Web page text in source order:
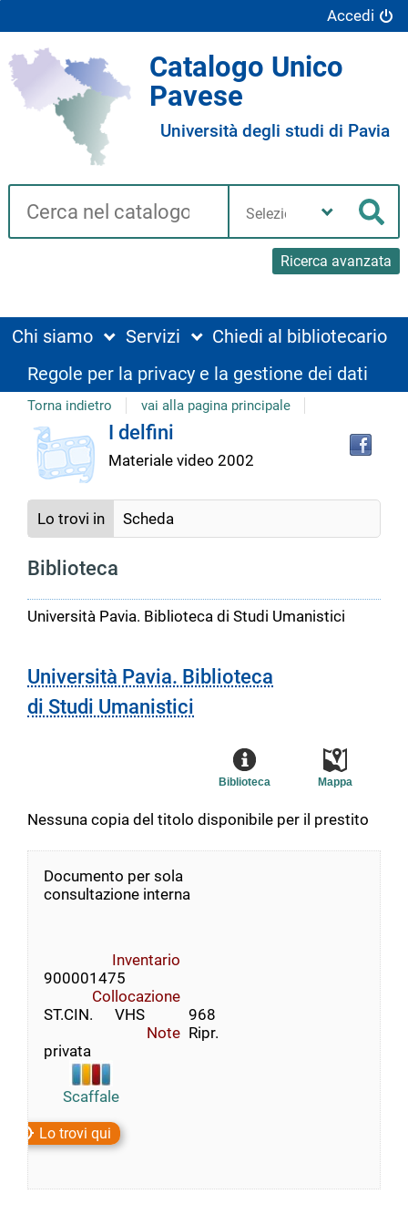
Accedi
Catalogo Unico
Pavese
Università degli studi di Pavia
Cerca su "Catalogo"
Ricerca avanzata
biblioteca
Chi siamo Servizi
Chiedi al bibliotecario
Regole per la privacy e la gestione dei dati
Torna indietro vai alla pagina principale
Dettaglio
del
documento
copertina I delfini
Materiale video 2002
Lo trovi in Scheda
Biblioteca
Università Pavia. Biblioteca di Studi Umanistici
Università Pavia. Biblioteca
di Studi Umanistici
Mappa
Biblioteca
Nessuna copia del titolo disponibile per il prestito
Documento per sola
consultazione interna
Inventario
900001475
Collocazione
ST.CIN.      VHS            968
Note Ripr.
privata
Scaffale
Lo trovi qui